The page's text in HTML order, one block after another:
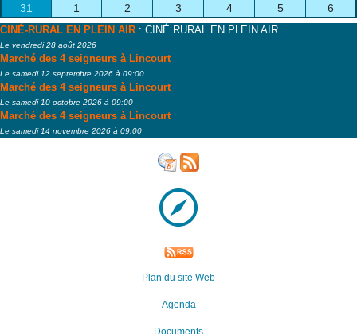
31
1 2 3 4 5 6
CINÉ-RURAL EN PLEIN AIR : CINÉ RURAL EN PLEIN AIR
Le vendredi 28 août 2026
Marché des 4 seigneurs à Lincourt
Le samedi 12 septembre 2026 à 09:00
Marché des 4 seigneurs à Lincourt
Le samedi 10 octobre 2026 à 09:00
Marché des 4 seigneurs à Lincourt
Le samedi 14 novembre 2026 à 09:00
Plan du site Web
Agenda
Documents